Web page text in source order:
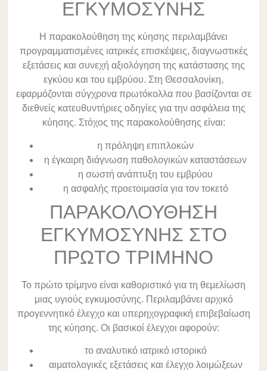
ΕΓΚΥΜΟΣΥΝΗΣ
Η παρακολούθηση της κύησης περιλαμβάνει
προγραμματισμένες ιατρικές επισκέψεις, διαγνωστικές
εξετάσεις και συνεχή αξιολόγηση της κατάστασης της
εγκύου και του εμβρύου. Στη Θεσσαλονίκη,
εφαρμόζονται σύγχρονα πρωτόκολλα που βασίζονται σε
διεθνείς κατευθυντήριες οδηγίες για την ασφάλεια της
κύησης. Στόχος της παρακολούθησης είναι:
η πρόληψη επιπλοκών
η έγκαιρη διάγνωση παθολογικών καταστάσεων
η σωστή ανάπτυξη του εμβρύου
η ασφαλής προετοιμασία για τον τοκετό
ΠΑΡΑΚΟΛΟΥΘΗΣΗ
ΕΓΚΥΜΟΣΥΝΗΣ ΣΤΟ
ΠΡΩΤΟ ΤΡΙΜΗΝΟ
Το πρώτο τρίμηνο είναι καθοριστικό για τη θεμελίωση
μιας υγιούς εγκυμοσύνης. Περιλαμβάνει αρχικό
προγεννητικό έλεγχο και υπερηχογραφική επιβεβαίωση
της κύησης. Οι βασικοί έλεγχοι αφορούν:
το αναλυτικό ιατρικό ιστορικό
αιματολογικές εξετάσεις και έλεγχο λοιμώξεων